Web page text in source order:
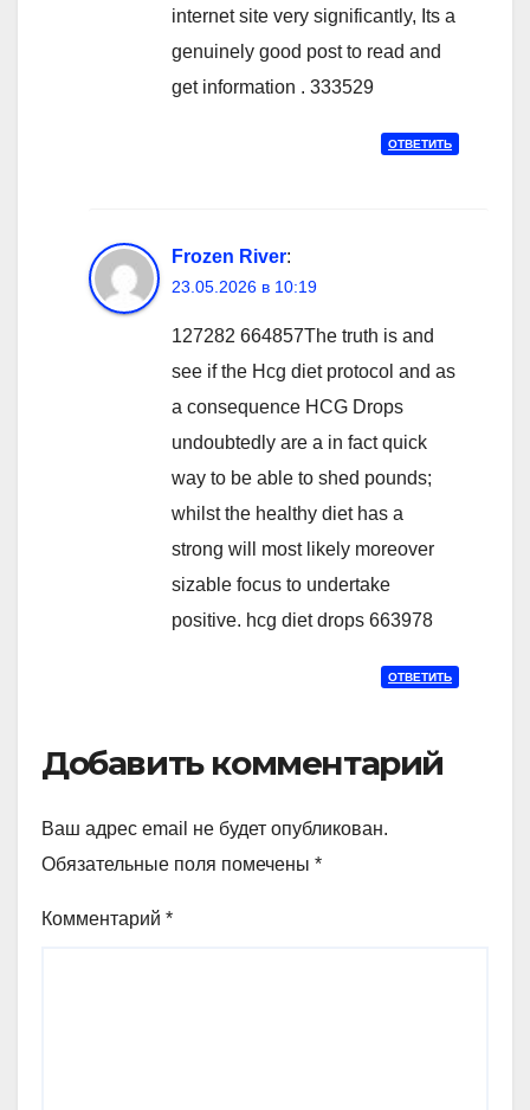
internet site very significantly, Its a
genuinely good post to read and
get information . 333529
ОТВЕТИТЬ
Frozen River:
23.05.2026 в 10:19
127282 664857The truth is and
see if the Hcg diet protocol and as
a consequence HCG Drops
undoubtedly are a in fact quick
way to be able to shed pounds;
whilst the healthy diet has a
strong will most likely moreover
sizable focus to undertake
positive. hcg diet drops 663978
ОТВЕТИТЬ
Добавить комментарий
Ваш адрес email не будет опубликован.
Обязательные поля помечены *
Комментарий *